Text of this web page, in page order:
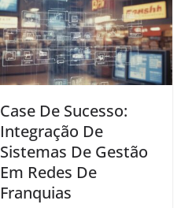
Case De Sucesso:
Integração De
Sistemas De Gestão
Em Redes De
Franquias